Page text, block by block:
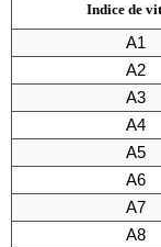
Indice de
A1
A2
A3
A4
A5
A6
A7
A8